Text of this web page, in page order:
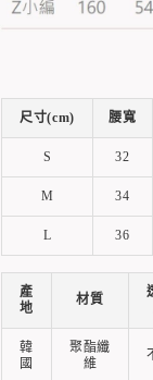
尺寸(cm) 腰寬
S 32
M 34
L 36
產
地
材質
韓
國
聚酯纖
維